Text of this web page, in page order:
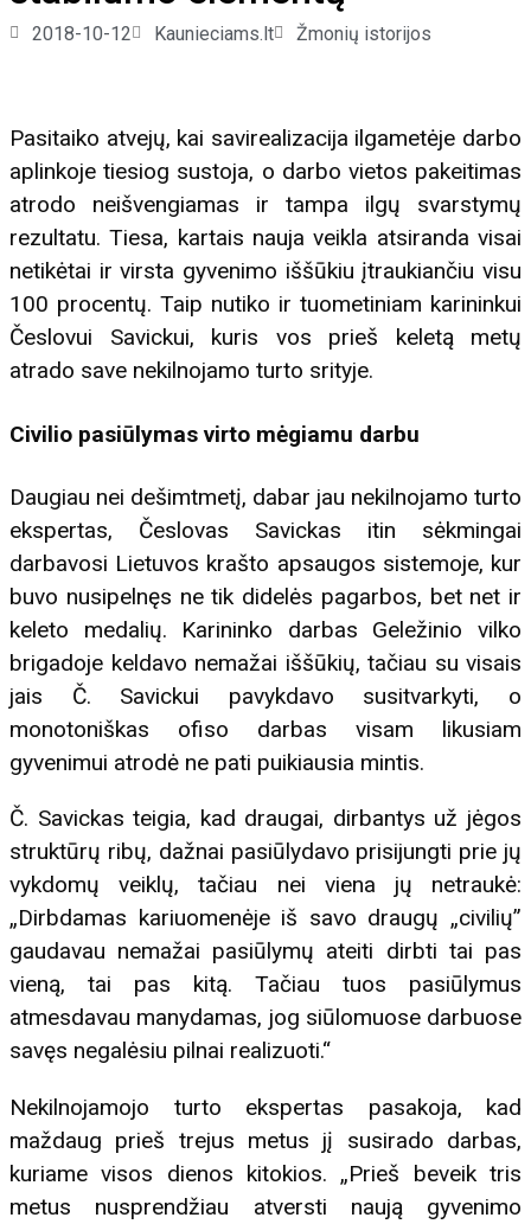
2018-10-12 Kaunieciams.lt Žmonių istorijos
Pasitaiko atvejų, kai savirealizacija ilgametėje darbo
aplinkoje tiesiog sustoja, o darbo vietos pakeitimas
atrodo neišvengiamas ir tampa ilgų svarstymų
rezultatu. Tiesa, kartais nauja veikla atsiranda visai
netikėtai ir virsta gyvenimo iššūkiu įtraukiančiu visu
100 procentų. Taip nutiko ir tuometiniam karininkui
Česlovui Savickui, kuris vos prieš keletą metų
atrado save nekilnojamo turto srityje.
Civilio pasiūlymas virto mėgiamu darbu
Daugiau nei dešimtmetį, dabar jau nekilnojamo turto
ekspertas, Česlovas Savickas itin sėkmingai
darbavosi Lietuvos krašto apsaugos sistemoje, kur
buvo nusipelnęs ne tik didelės pagarbos, bet net ir
keleto medalių. Karininko darbas Geležinio vilko
brigadoje keldavo nemažai iššūkių, tačiau su visais
jais Č. Savickui pavykdavo susitvarkyti, o
monotoniškas ofiso darbas visam likusiam
gyvenimui atrodė ne pati puikiausia mintis.
Č. Savickas teigia, kad draugai, dirbantys už jėgos
struktūrų ribų, dažnai pasiūlydavo prisijungti prie jų
vykdomų veiklų, tačiau nei viena jų netraukė:
„Dirbdamas kariuomenėje iš savo draugų „civilių”
gaudavau nemažai pasiūlymų ateiti dirbti tai pas
vieną, tai pas kitą. Tačiau tuos pasiūlymus
atmesdavau manydamas, jog siūlomuose darbuose
savęs negalėsiu pilnai realizuoti.“
Nekilnojamojo turto ekspertas pasakoja, kad
maždaug prieš trejus metus jį susirado darbas,
kuriame visos dienos kitokios. „Prieš beveik tris
metus nusprendžiau atversti naują gyvenimo